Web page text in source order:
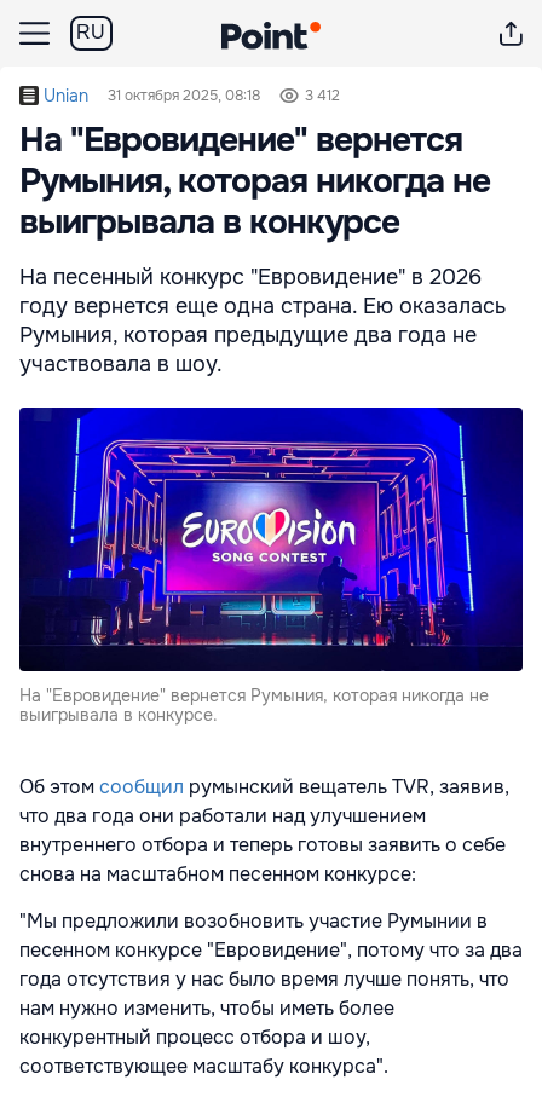
RU
Unian 31 октября 2025, 08:18 3 412
На "Евровидение" вернется
Румыния, которая никогда не
выигрывала в конкурсе
На песенный конкурс "Евровидение" в 2026
году вернется еще одна страна. Ею оказалась
Румыния, которая предыдущие два года не
участвовала в шоу.
На "Евровидение" вернется Румыния, которая никогда не
выигрывала в конкурсе.
Об этомсообщил румынский вещатель TVR, заявив,
что два года они работали над улучшением
внутреннего отбора и теперь готовы заявить о себе
снова на масштабном песенном конкурсе:
"Мы предложили возобновить участие Румынии в
песенном конкурсе "Евровидение", потому что за два
года отсутствия у нас было время лучше понять, что
нам нужно изменить, чтобы иметь более
конкурентный процесс отбора и шоу,
соответствующее масштабу конкурса".